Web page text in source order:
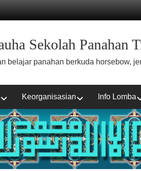
Sekolah Panahan
belajar panahan berkuda horsebow,
Keorganisasian Info Lomba